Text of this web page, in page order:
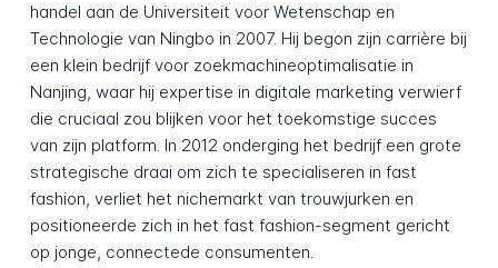
handel aan de Universiteit voor Wetenschap en
Technologie van Ningbo in 2007. Hij begon zijn carrière bij
een klein bedrijf voor zoekmachineoptimalisatie in
Nanjing, waar hij expertise in digitale marketing verwierf
die cruciaal zou blijken voor het toekomstige succes
van zijn platform. In 2012 onderging het bedrijf een grote
strategische draai om zich te specialiseren in fast
fashion, verliet het nichemarkt van trouwjurken en
positioneerde zich in het fast fashion-segment gericht
op jonge, connectede consumenten.